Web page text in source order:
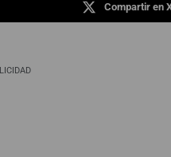
Compartir en